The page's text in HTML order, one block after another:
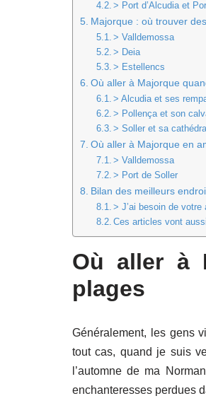
> Port d’Alcudia et
Majorque : où trouver
> Valldemossa
> Deia
> Estellencs
Où aller à Majorque
> Alcudia et ses
> Pollença et son
> Soller et sa
Où aller à Majorque en
> Valldemossa
> Port de Soller
Bilan des meilleurs
> J’ai besoin de votre
Ces articles vont
Où aller à
plages
Généralement, les gens
tout cas, quand je suis
l’automne de ma
enchanteresses perdues